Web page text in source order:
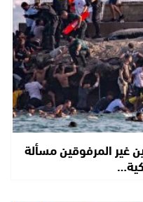
غير المرفوقين مسألة